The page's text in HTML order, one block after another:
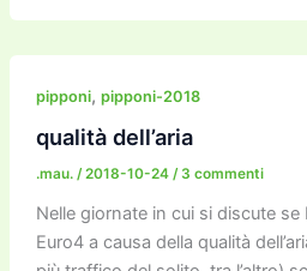
c
e
b
o
o
k
itt
er
ai
l
ai
l
st
o
pipponi, pipponi-2018
qualità dell’aria
.mau. /2018-10-24 / 3 commenti
Nelle giornate in cui si discute
Euro4 a causa della qualità